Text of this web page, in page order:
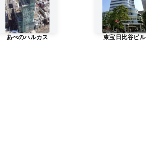
あべのハルカス 東宝日比谷ビル